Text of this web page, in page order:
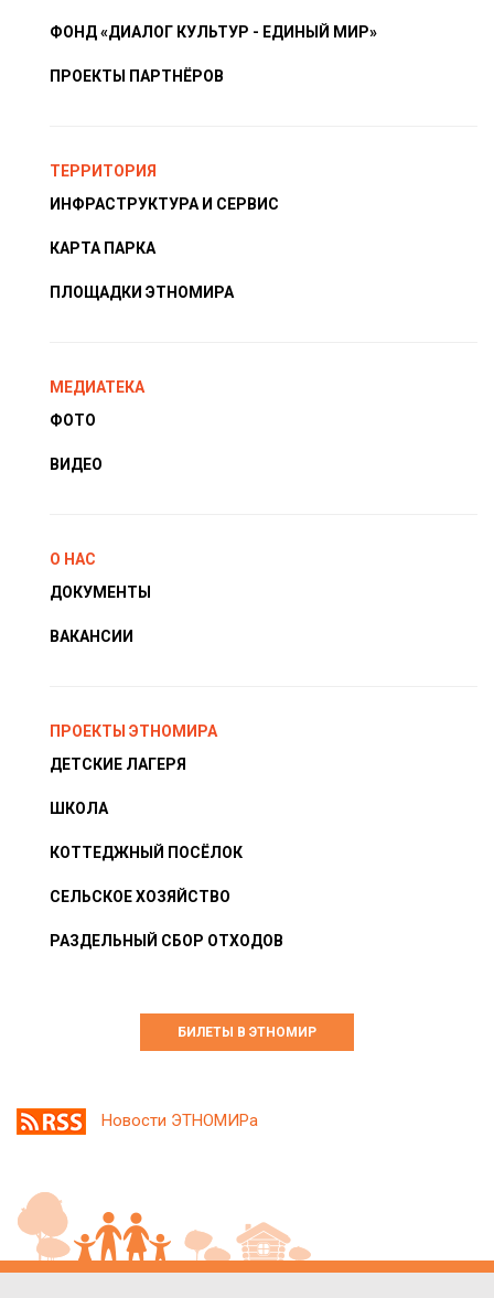
ФОНД «ДИАЛОГ КУЛЬТУР - ЕДИНЫЙ МИР»
ПРОЕКТЫ ПАРТНЁРОВ
ТЕРРИТОРИЯ
ИНФРАСТРУКТУРА И СЕРВИС
КАРТА ПАРКА
ПЛОЩАДКИ ЭТНОМИРА
МЕДИАТЕКА
ФОТО
ВИДЕО
О НАС
ДОКУМЕНТЫ
ВАКАНСИИ
ПРОЕКТЫ ЭТНОМИРА
ДЕТСКИЕ ЛАГЕРЯ
ШКОЛА
КОТТЕДЖНЫЙ ПОСЁЛОК
СЕЛЬСКОЕ ХОЗЯЙСТВО
РАЗДЕЛЬНЫЙ СБОР ОТХОДОВ
БИЛЕТЫ В ЭТНОМИР
Новости ЭТНОМИРа